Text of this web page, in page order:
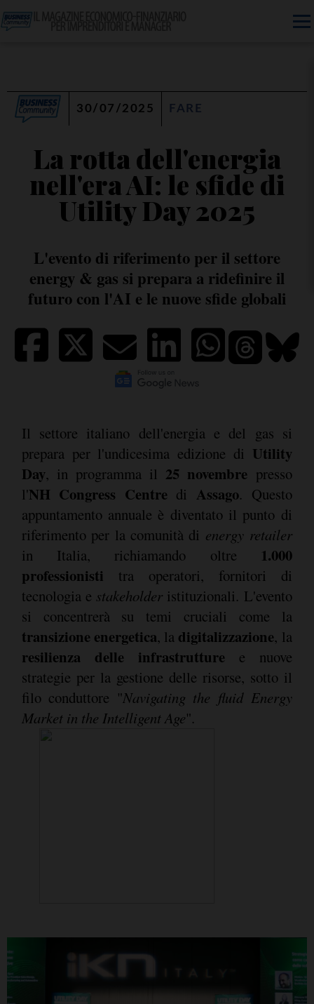
30/07/2025 FARE
La rotta dell'energia
nell'era AI: le sfide di
Utility Day 2025
L'evento di riferimento per il settore
energy & gas si prepara a ridefinire il
futuro con l'AI e le nuove sfide globali
Il settore italiano dell'energia e del gas si
prepara per l'undicesima edizione di Utility
Day, in programma il 25 novembre presso
l'NH Congress Centre di Assago. Questo
appuntamento annuale è diventato il punto di
riferimento per la comunità di energy retailer
in Italia, richiamando oltre
1.000
professionisti tra operatori, fornitori di
tecnologia e stakeholderistituzionali. L'evento
si concentrerà su temi cruciali come la
transizione energetica, la digitalizzazione, la
resilienza delle infrastrutture e nuove
strategie per la gestione delle risorse, sotto il
filo conduttore "Navigating the fluid Energy
Market in the Intelligent Age".